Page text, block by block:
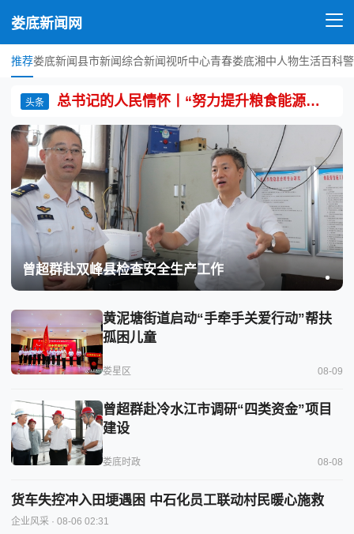
娄底新闻网
推荐娄底新闻县市新闻综合新闻视听中心青春娄底湘中人物生活百科
头条 总书记的人民情怀丨“努力提升粮食能源资源安全保障能力”
曾超群赴双峰县检查安全生产工作
黄泥塘街道启动“手牵手关爱行动”帮扶
孤困儿童
娄星区 08-09
曾超群赴冷水江市调研“四类资金”项目
建设
娄底时政 08-08
货车失控冲入田埂遇困 中石化员工联动村民暖心施救
企业风采 · 08-06 02:31